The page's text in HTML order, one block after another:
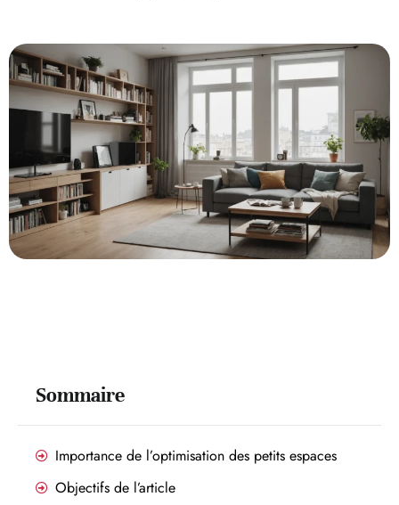
Sommaire
Importance de l’optimisation des petits espaces
Objectifs de l’article